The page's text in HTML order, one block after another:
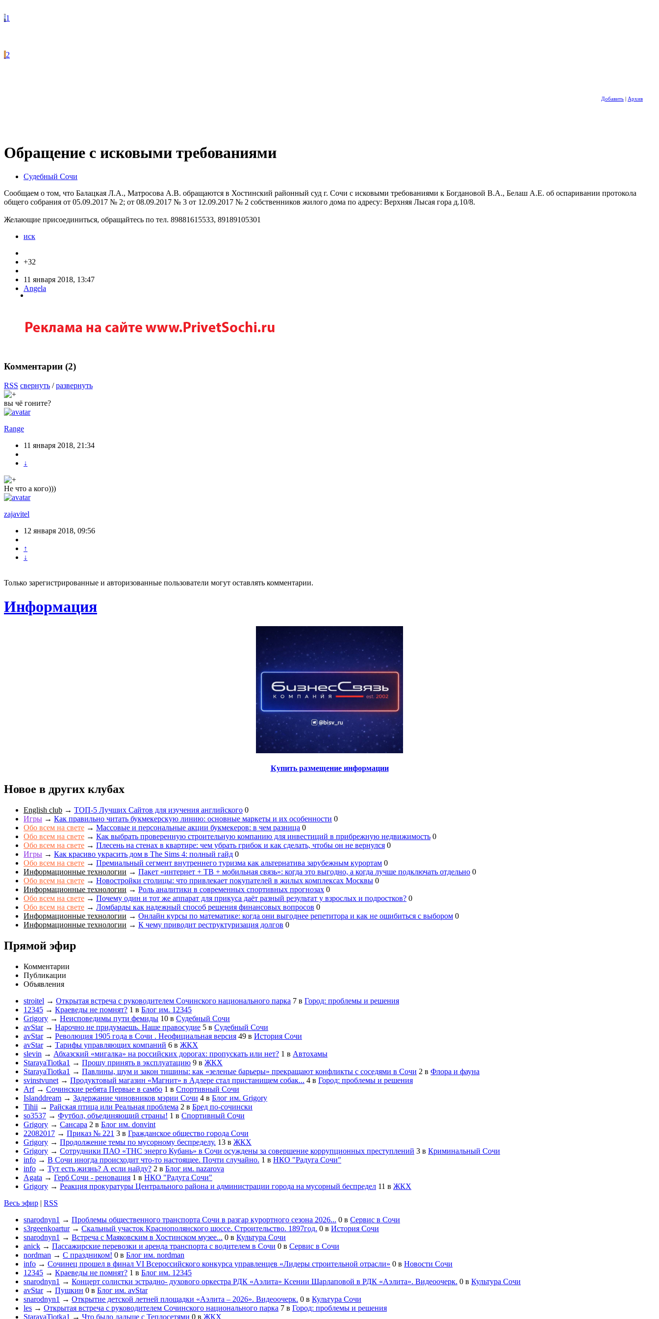
1
2
Добавить Архив
Обращение с исковыми требованиями
Судебный Сочи
Сообщаем о том, что Балацкая Л.А., Матросова А.В. обращаются в Хостинский районный суд г. Сочи с исковыми требованиями к Богдановой В.А., Белаш А.Е. об оспаривании протокола
общего собрания от 05.09.2017 № 2; от 08.09.2017 № 3 от 12.09.2017 № 2 собственников жилого дома по адресу: Верхняя Лысая гора д.10/8.
Желающие присоединиться, обращайтесь по тел. 89881615533, 89189105301
иск
+32
11 января 2018, 13:47
Angela
Комментарии (2)
RSS свернуть /развернуть
вы чё гоните?
Range
11 января 2018, 21:34
↓
Не что а кого)))
zajavitel
12 января 2018, 09:56
↑
↓
Только зарегистрированные и авторизованные пользователи могут оставлять комментарии.
Информация
Купить размещение информации
Новое в других клубах
English club → ТОП-5 Лучших Сайтов для изучения английского 0
Игры → Как правильно читать букмекерскую линию: основные маркеты и их особенности 0
Обо всем на свете → Массовые и персональные акции букмекеров: в чем разница 0
Обо всем на свете → Как выбрать проверенную строительную компанию для инвестиций в прибрежную недвижимость 0
Обо всем на свете → Плесень на стенах в квартире: чем убрать грибок и как сделать, чтобы он не вернулся 0
Игры → Как красиво украсить дом в The Sims 4: полный гайд 0
Обо всем на свете → Премиальный сегмент внутреннего туризма как альтернатива зарубежным курортам 0
Информационные технологии → Пакет «интернет + ТВ + мобильная связь»: когда это выгодно, а когда лучше подключать отдельно 0
Обо всем на свете → Новостройки столицы: что привлекает покупателей в жилых комплексах Москвы 0
Информационные технологии → Роль аналитики в современных спортивных прогнозах 0
Обо всем на свете → Почему один и тот же аппарат для прикуса даёт разный результат у взрослых и подростков? 0
Обо всем на свете → Ломбарды как надежный способ решения финансовых вопросов 0
Информационные технологии → Онлайн курсы по математике: когда они выгоднее репетитора и как не ошибиться с выбором 0
Информационные технологии → К чему приводит реструктуризация долгов 0
Прямой эфир
Комментарии
Публикации
Объявления
stroitel → Открытая встреча с руководителем Сочинского национального парка 7 в Город: проблемы и решения
12345 → Краеведы не помнят? 1 в Блог им. 12345
Grigory → Неисповедимы пути фемиды 10 в Судебный Сочи
avStar→ Нарочно не придумаешь. Наше правосудие 5 в Судебный Сочи
avStar→ Революция 1905 года в Сочи . Неофициальная версия 49 в История Сочи
avStar→ Тарифы управляющих компаний 6 в ЖКХ
slevin → Абхазский «мигалка» на российских дорогах: пропускать или нет? 1 в Автохамы
StarayaTiotka1 → Прошу принять в эксплуатацию 9 в ЖКХ
StarayaTiotka1 → Павлины, шум и закон тишины: как «зеленые барьеры» прекращают конфликты с соседями в Сочи 2 в Флора и фауна
svinstvunet → Продуктовый магазин «Магнит» в Адлере стал пристанищем собак... 4 в Город: проблемы и решения
Arf→ Сочинские ребята Первые в самбо 1 в Спортивный Сочи
Islanddream → Задержание чиновников мэрии Сочи 4 в Блог им. Grigory
Tihii → Райская птица или Реальная проблема 2 в Бред по-cочински
so3537 → Футбол, объединяющий страны! 1 в Спортивный Сочи
Grigory → Сансара 2 в Блог им. donvint
22082017 → Приказ № 221 3 в Гражданское общество города Сочи
Grigory → Продолжение темы по мусорному беспределу. 13 в ЖКХ
Grigory → Сотрудники ПАО «ТНС энерго Кубань» в Сочи осуждены за совершение коррупционных преступлений 3 в Криминальный Сочи
info → В Сочи иногда происходит что-то настоящее. Почти случайно. 1 в НКО "Радуга Сочи"
info → Тут есть жизнь? А если найду? 2 в Блог им. nazarova
Agata → Герб Сочи - реновация 1 в НКО "Радуга Сочи"
Grigory → Реакция прокуратуры Центрального района и администрации города на мусорный беспредел 11 в ЖКХ
Весь эфир | RSS
snarodnyn1 → Проблемы общественного транспорта Сочи в разгар курортного сезона 2026... 0 в Сервис в Сочи
s3rgeenkoartur→ Скальный участок Краснополянского шоссе. Строительство. 1897год. 0 в История Сочи
snarodnyn1 → Встреча с Маяковским в Хостинском музее... 0 в Культура Сочи
anick → Пассажирские перевозки и аренда транспорта с водителем в Сочи 0 в Сервис в Сочи
nordman → С праздником! 0 в Блог им. nordman
info → Сочинец прошел в финал VI Всероссийского конкурса управленцев «Лидеры строительной отрасли» 0 в Новости Сочи
12345 → Краеведы не помнят? 1 в Блог им. 12345
snarodnyn1 → Концерт солистки эстрадно- духового оркестра РДК «Аэлита» Ксении Шарлаповой в РДК «Аэлита». Видеоочерк. 0 в Культура Сочи
avStar→ Пушкин 0 в Блог им. avStar
snarodnyn1 → Открытие детской летней площадки «Аэлита – 2026». Видеоочерк. 0 в Культура Сочи
les → Открытая встреча с руководителем Сочинского национального парка 7 в Город: проблемы и решения
StarayaTiotka1 → Что было дальше с Теплосетями 0 в ЖКХ